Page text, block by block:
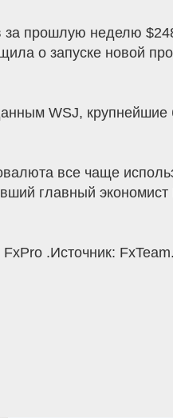
за прошлую неделю
о запуске новой
WSJ,
все чаще
главный
.Источник: FxTeam.